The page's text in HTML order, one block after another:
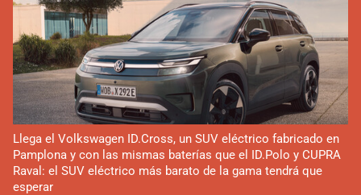
Llega el Volkswagen ID.Cross, un SUV eléctrico fabricado en
Pamplona y con las mismas baterías que el ID.Polo y CUPRA
Raval: el SUV eléctrico más barato de la gama tendrá que
esperar